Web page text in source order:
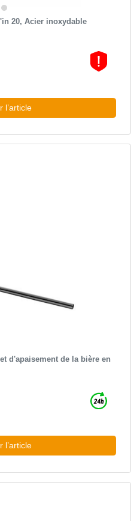
20, Acier inoxydable
l’article
d'apaisement de la bière en
l’article